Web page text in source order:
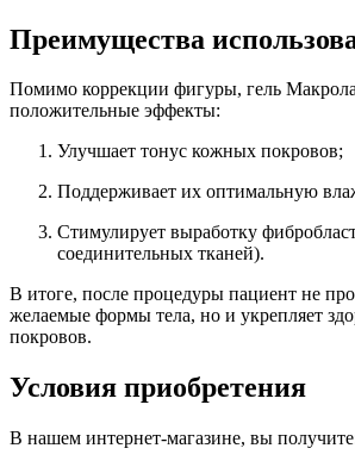
Преимущества
Помимо коррекции фигуры, гель
положительные эффекты:
Улучшает тонус кожных покровов;
Поддерживает их оптимальную
Стимулирует выработку
соединительных тканей).
В итоге, после процедуры пациент не
желаемые формы тела, но и укрепляет
покровов.
Условия приобретения
В нашем интернет-магазине, вы